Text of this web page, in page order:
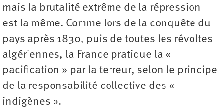
mais la brutalité extrême de la répression
est la même. Comme lors de la conquête du
pays après 1830, puis de toutes les révoltes
algériennes, la France pratique la «
pacification » par la terreur, selon le principe
de la responsabilité collective des «
indigènes ».